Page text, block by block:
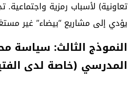
تعاونية) لأسباب رمزية واجتماعية.
يؤدي إلى مشاريع “بيضاء” غير
النموذج الثالث: سياسة
المدرسي (خاصة لدى